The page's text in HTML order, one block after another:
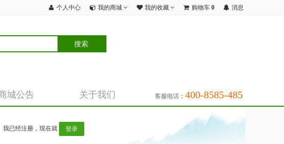
个人中心 我的商城 我的收藏 购物车 0 消息
城公告 关于我们 客服电话： 400-8585-485
我已经注册，现在就 登录